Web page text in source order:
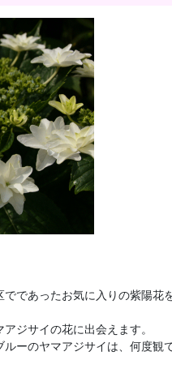
であったお気に入りの紫陽花
ジサイの花に出会えます。
ーのヤマアジサイは、何度観